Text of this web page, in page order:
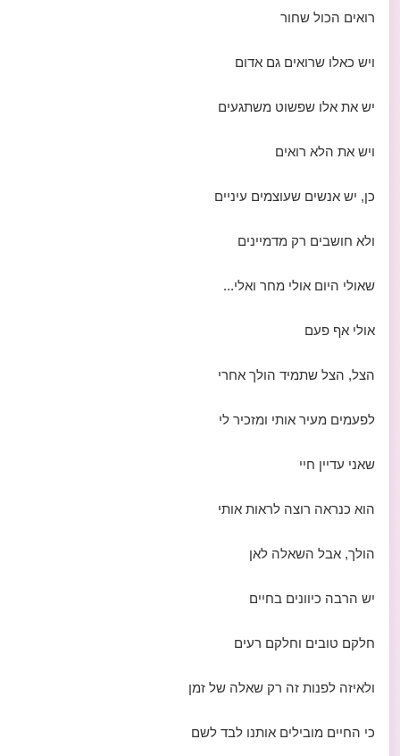
רואים הכול שחור
ויש כאלו שרואים גם אדום
יש את אלו שפשוט משתגעים
ויש את הלא רואים
כן, יש אנשים שעוצמים עיניים
ולא חושבים רק מדמיינים
שאולי היום אולי מחר ואלי...
אולי אף פעם
הצל, הצל שתמיד הולך אחרי
לפעמים מעיר אותי ומזכיר לי
שאני עדיין חיי
הוא כנראה רוצה לראות אותי
הולך, אבל השאלה לאן
יש הרבה כיוונים בחיים
חלקם טובים וחלקם רעים
ולאיזה לפנות זה רק שאלה של זמן
כי החיים מובילים אותנו לבד לשם